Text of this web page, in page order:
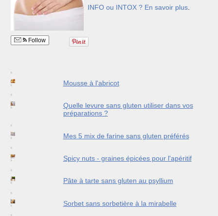
INFO ou INTOX ? En savoir plus.
Follow
Mousse à l'abricot
Quelle levure sans gluten utiliser dans vos
préparations ?
Mes 5 mix de farine sans gluten préférés
Spicy nuts - graines épicées pour l'apéritif
Pâte à tarte sans gluten au psyllium
Sorbet sans sorbetière à la mirabelle